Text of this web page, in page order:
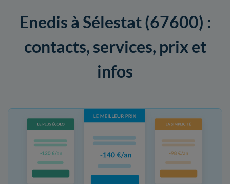
Enedis à Sélestat (67600) :
contacts, services, prix et
infos